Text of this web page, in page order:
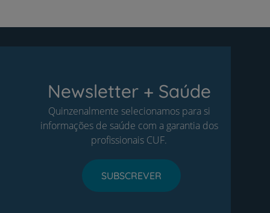
Newsletter + Saúde
Quinzenalmente selecionamos para si
informações de saúde com a garantia dos
profissionais CUF.
SUBSCREVER